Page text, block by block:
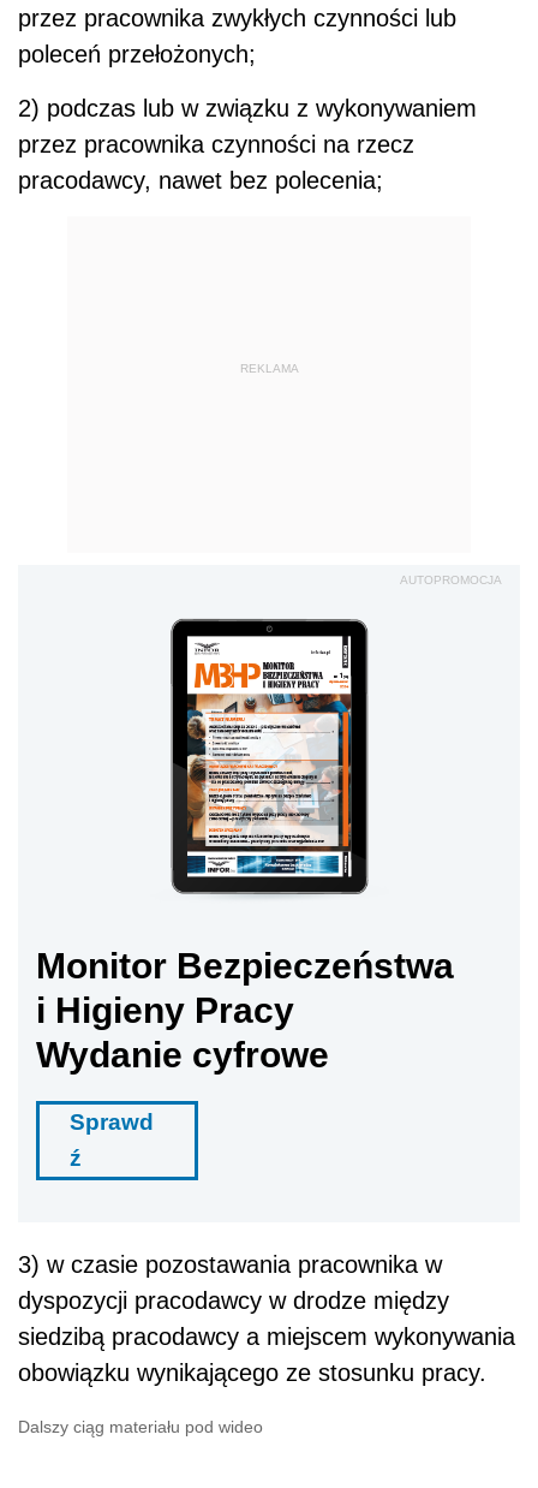
przez pracownika zwykłych czynności lub
poleceń przełożonych;
2) podczas lub w związku z wykonywaniem
przez pracownika czynności na rzecz
pracodawcy, nawet bez polecenia;
REKLAMA
AUTOPROMOCJA
Monitor Bezpieczeństwa
i Higieny Pracy
Wydanie cyfrowe
Sprawd
ź
3) w czasie pozostawania pracownika w
dyspozycji pracodawcy w drodze między
siedzibą pracodawcy a miejscem wykonywania
obowiązku wynikającego ze stosunku pracy.
Dalszy ciąg materiału pod wideo